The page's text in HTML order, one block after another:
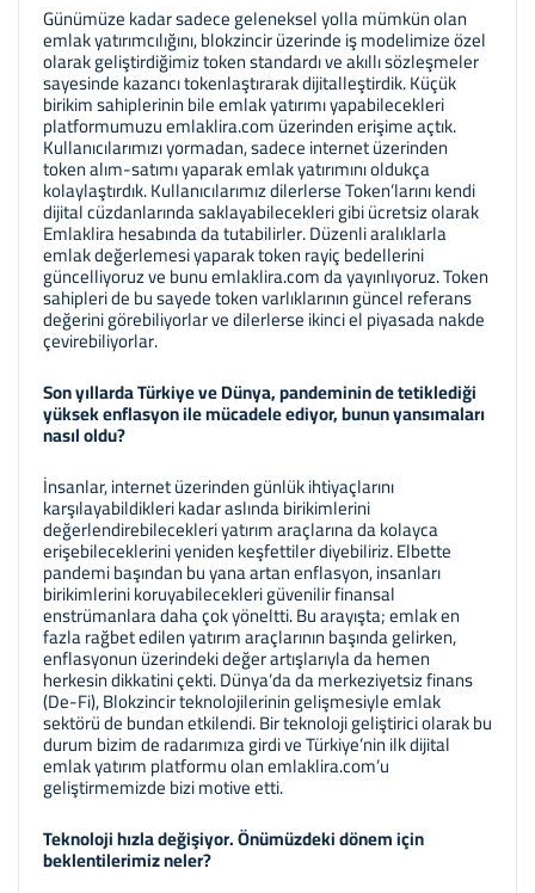
Günümüze kadar sadece geleneksel yolla mümkün olan
emlak yatırımcılığını, blokzincir üzerinde iş modelimize özel
olarak geliştirdiğimiz token standardı ve akıllı sözleşmeler
sayesinde kazancı tokenlaştırarak dijitalleştirdik. Küçük
birikim sahiplerinin bile emlak yatırımı yapabilecekleri
platformumuzu emlaklira.com üzerinden erişime açtık.
Kullanıcılarımızı yormadan, sadece internet üzerinden
token alım-satımı yaparak emlak yatırımını oldukça
kolaylaştırdık. Kullanıcılarımız dilerlerse Token’larını kendi
dijital cüzdanlarında saklayabilecekleri gibi ücretsiz olarak
Emlaklira hesabında da tutabilirler. Düzenli aralıklarla
emlak değerlemesi yaparak token rayiç bedellerini
güncelliyoruz ve bunu emlaklira.com da yayınlıyoruz. Token
sahipleri de bu sayede token varlıklarının güncel referans
değerini görebiliyorlar ve dilerlerse ikinci el piyasada nakde
çevirebiliyorlar.
Son yıllarda Türkiye ve Dünya, pandeminin de tetiklediği
yüksek enflasyon ile mücadele ediyor, bunun yansımaları
nasıl oldu?
İnsanlar, internet üzerinden günlük ihtiyaçlarını
karşılayabildikleri kadar aslında birikimlerini
değerlendirebilecekleri yatırım araçlarına da kolayca
erişebileceklerini yeniden keşfettiler diyebiliriz. Elbette
pandemi başından bu yana artan enflasyon, insanları
birikimlerini koruyabilecekleri güvenilir finansal
enstrümanlara daha çok yöneltti. Bu arayışta; emlak en
fazla rağbet edilen yatırım araçlarının başında gelirken,
enflasyonun üzerindeki değer artışlarıyla da hemen
herkesin dikkatini çekti. Dünya’da da merkeziyetsiz finans
(De-Fi), Blokzincir teknolojilerinin gelişmesiyle emlak
sektörü de bundan etkilendi. Bir teknoloji geliştirici olarak bu
durum bizim de radarımıza girdi ve Türkiye’nin ilk dijital
emlak yatırım platformu olan emlaklira.com’u
geliştirmemizde bizi motive etti.
Teknoloji hızla değişiyor. Önümüzdeki dönem için
beklentilerimiz neler?